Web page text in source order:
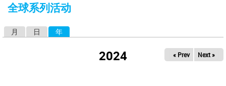
这
全球系列活动
月 日 年
2024 « Prev Next »